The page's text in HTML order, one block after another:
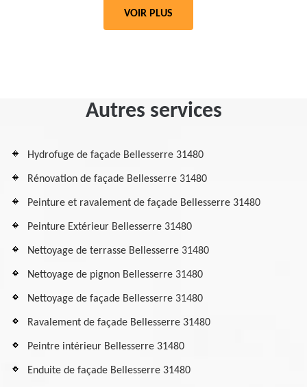
VOIR PLUS
Autres services
Hydrofuge de façade Bellesserre 31480
Rénovation de façade Bellesserre 31480
Peinture et ravalement de façade Bellesserre 31480
Peinture Extérieur Bellesserre 31480
Nettoyage de terrasse Bellesserre 31480
Nettoyage de pignon Bellesserre 31480
Nettoyage de façade Bellesserre 31480
Ravalement de façade Bellesserre 31480
Peintre intérieur Bellesserre 31480
Enduite de façade Bellesserre 31480